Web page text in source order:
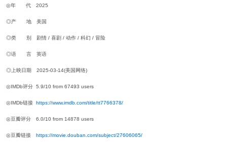
◎年 代 2025
◎产 地 美国
◎类 别 剧情 / 喜剧 / 动作 / 科幻 / 冒险
◎语 言 英语
◎上映日期 2025-03-14(美国网络)
◎IMDb评分 5.9/10 from 67493 users
◎IMDb链接 https://www.imdb.com/title/tt7766378/
◎豆瓣评分 6.0/10 from 14878 users
◎豆瓣链接 https://movie.douban.com/subject/27606065/